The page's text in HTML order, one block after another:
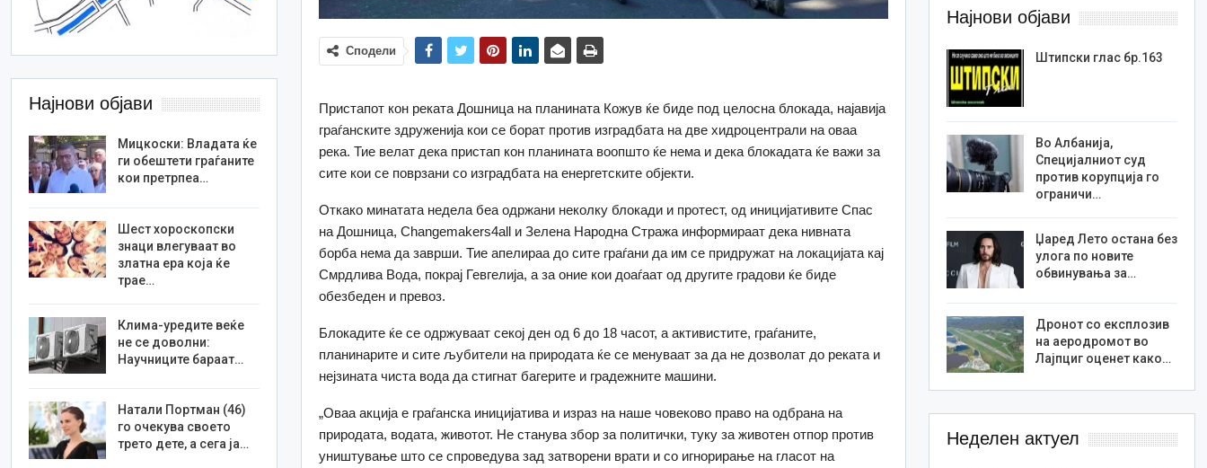
Сподели
Пристапот кон реката Дошница на планината Кожув ќе биде под целосна блокада, најавија
граѓанските здруженија кои се борат против изградбата на две хидроцентрали на оваа
река. Тие велат дека пристап кон планината воопшто ќе нема и дека блокадата ќе важи за
сите кои се поврзани со изградбата на енергетските објекти.
Откако минатата недела беа одржани неколку блокади и протест, од иницијативите Спас
на Дошница, Changemakers4all и Зелена Народна Стража информираат дека нивната
борба нема да заврши. Тие апелираа до сите граѓани да им се придружат на локацијата кај
Смрдлива Вода, покрај Гевгелија, а за оние кои доаѓаат од другите градови ќе биде
обезбеден и превоз.
Блокадите ќе се одржуваат секој ден од 6 до 18 часот, а активистите, граѓаните,
планинарите и сите љубители на природата ќе се менуваат за да не дозволат до реката и
нејзината чиста вода да стигнат багерите и градежните машини.
„Оваа акција е граѓанска иницијатива и израз на наше човеково право на одбрана на
природата, водата, животот. Не станува збор за политички, туку за животен отпор против
уништување што се спроведува зад затворени врати и со игнорирање на гласот на
Најнови објави
Штипски глас бр.163
Во Албанија,
Специјалниот суд
против корупција го
ограничи…
Џаред Лето остана без
улога по новите
обвинувања за…
Дронот со експлозив
на аеродромот во
Лајпциг оценет како…
Неделен актуел
Најнови објави
Мицкоски: Владата ќе
ги обештети граѓаните
кои претрпеа…
Шест хороскопски
знаци влегуваат во
златна ера која ќе
трае…
Клима-уредите веќе
не се доволни:
Научниците бараат…
Натали Портман (46)
го очекува своето
трето дете, а сега ја…